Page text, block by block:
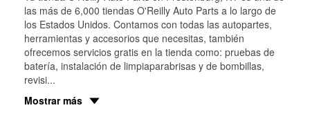
las más de 6,000 tiendas O'Reilly Auto Parts a lo largo de
los Estados Unidos. Contamos con todas las autopartes,
herramientas y accesorios que necesitas, también
ofrecemos servicios gratis en la tienda como: pruebas de
batería, instalación de limpiaparabrisas y de bombillas,
revisi...
Mostrar más